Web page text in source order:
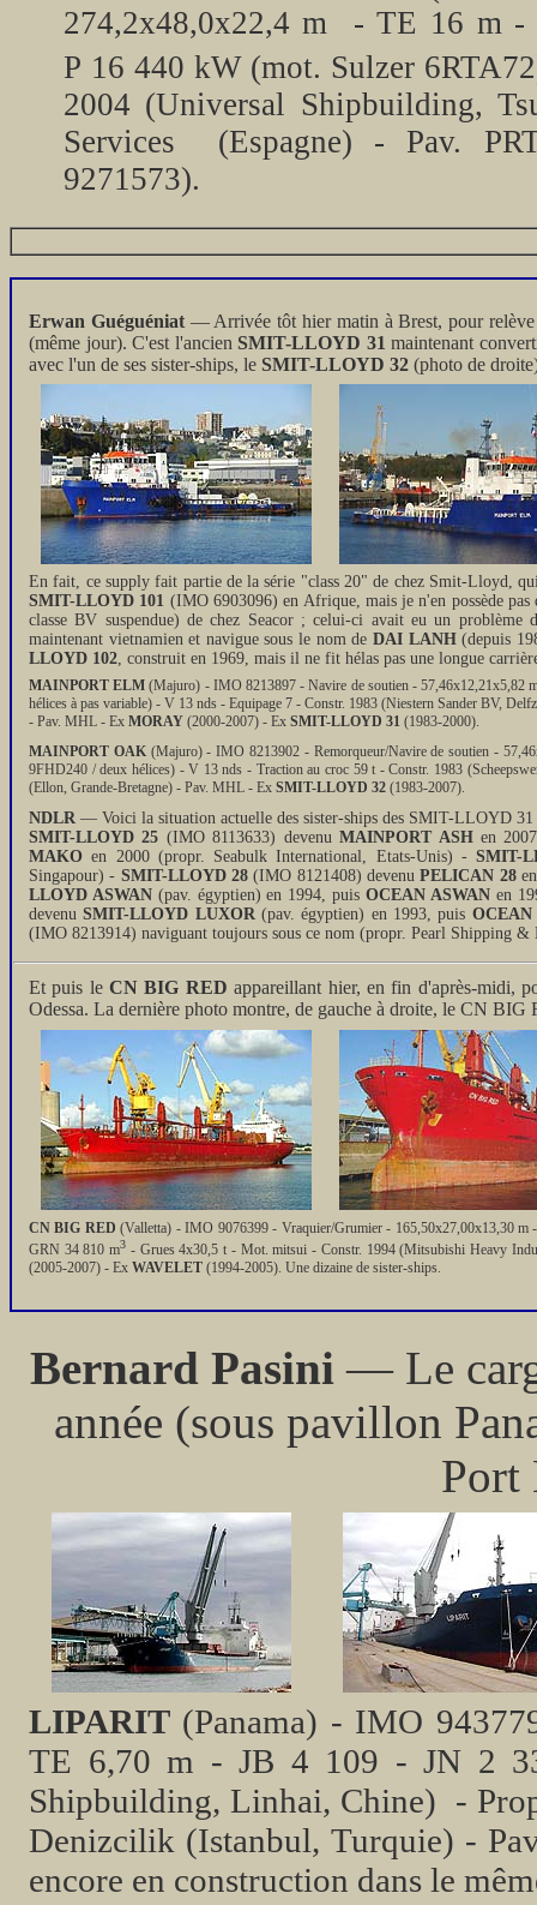
274,2x48,0x22,4 m - TE 16 m
P 16 440 kW (mot. Sulzer
2004 (Universal Shipbuilding,
Services (Espagne) - Pav.
9271573).
Erwan Guéguéniat— Arrivée tôt hier matin à Brest, pour
(même jour). C'est l'ancien SMIT-LLOYD 31 maintenant
avec l'un de ses sister-ships, le SMIT-LLOYD 32 (photo de
En fait, ce supply fait partie de la série "class 20" de chez Smit-Lloyd,
SMIT-LLOYD 101 (IMO 6903096) en Afrique, mais je n'en possède
classe BV suspendue) de chez Seacor ; celui-ci avait eu un
maintenant vietnamien et navigue sous le nom de DAI LANH(depuis
LLOYD 102, construit en 1969, mais il ne fit hélas pas une longue
MAINPORT ELM (Majuro) - IMO 8213897 - Navire de soutien - 57,46x12,21x5,82
hélices à pas variable) - V 13 nds - Equipage 7 - Constr. 1983 (Niestern Sander BV,
- Pav. MHL - Ex MORAY (2000-2007) - Ex SMIT-LLOYD 31 (1983-2000).
MAINPORT OAK(Majuro) - IMO 8213902 - Remorqueur/Navire de soutien -
9FHD240 / deux hélices) - V 13 nds - Traction au croc 59 t - Constr. 1983
(Ellon, Grande-Bretagne) - Pav. MHL - Ex SMIT-LLOYD 32 (1983-2007).
NDLR — Voici la situation actuelle des sister-ships des SMIT-LLOYD 31
SMIT-LLOYD 25 (IMO 8113633) devenuMAINPORT ASHen
MAKO en 2000 (propr. Seabulk International, Etats-Unis) - SMIT-
Singapour) - SMIT-LLOYD 28(IMO 8121408) devenuPELICAN 28
LLOYD ASWAN(pav. égyptien) en 1994, puisOCEAN ASWANen
devenuSMIT-LLOYD LUXOR(pav. égyptien) en 1993, puis
(IMO 8213914) naviguant toujours sous ce nom (propr. Pearl Shipping
Et puis leCN BIG RED appareillant hier, en fin d'après-midi,
Odessa. La dernière photo montre, de gauche à droite, le CN
CN BIG RED (Valletta) - IMO 9076399 - Vraquier/Grumier - 165,50x27,00x13,30
GRN 34 810 m3 - Grues 4x30,5 t - Mot. mitsui - Constr. 1994 (Mitsubishi Heavy
(2005-2007) - Ex WAVELET (1994-2005). Une dizaine de sister-ships.
Bernard Pasini — Le
année (sous pavillon
Port
LIPARIT (Panama) - IMO
TE 6,70 m - JB 4 109 - JN 2
Shipbuilding, Linhai, Chine) -
Denizcilik (Istanbul, Turquie) -
encore en construction dans le